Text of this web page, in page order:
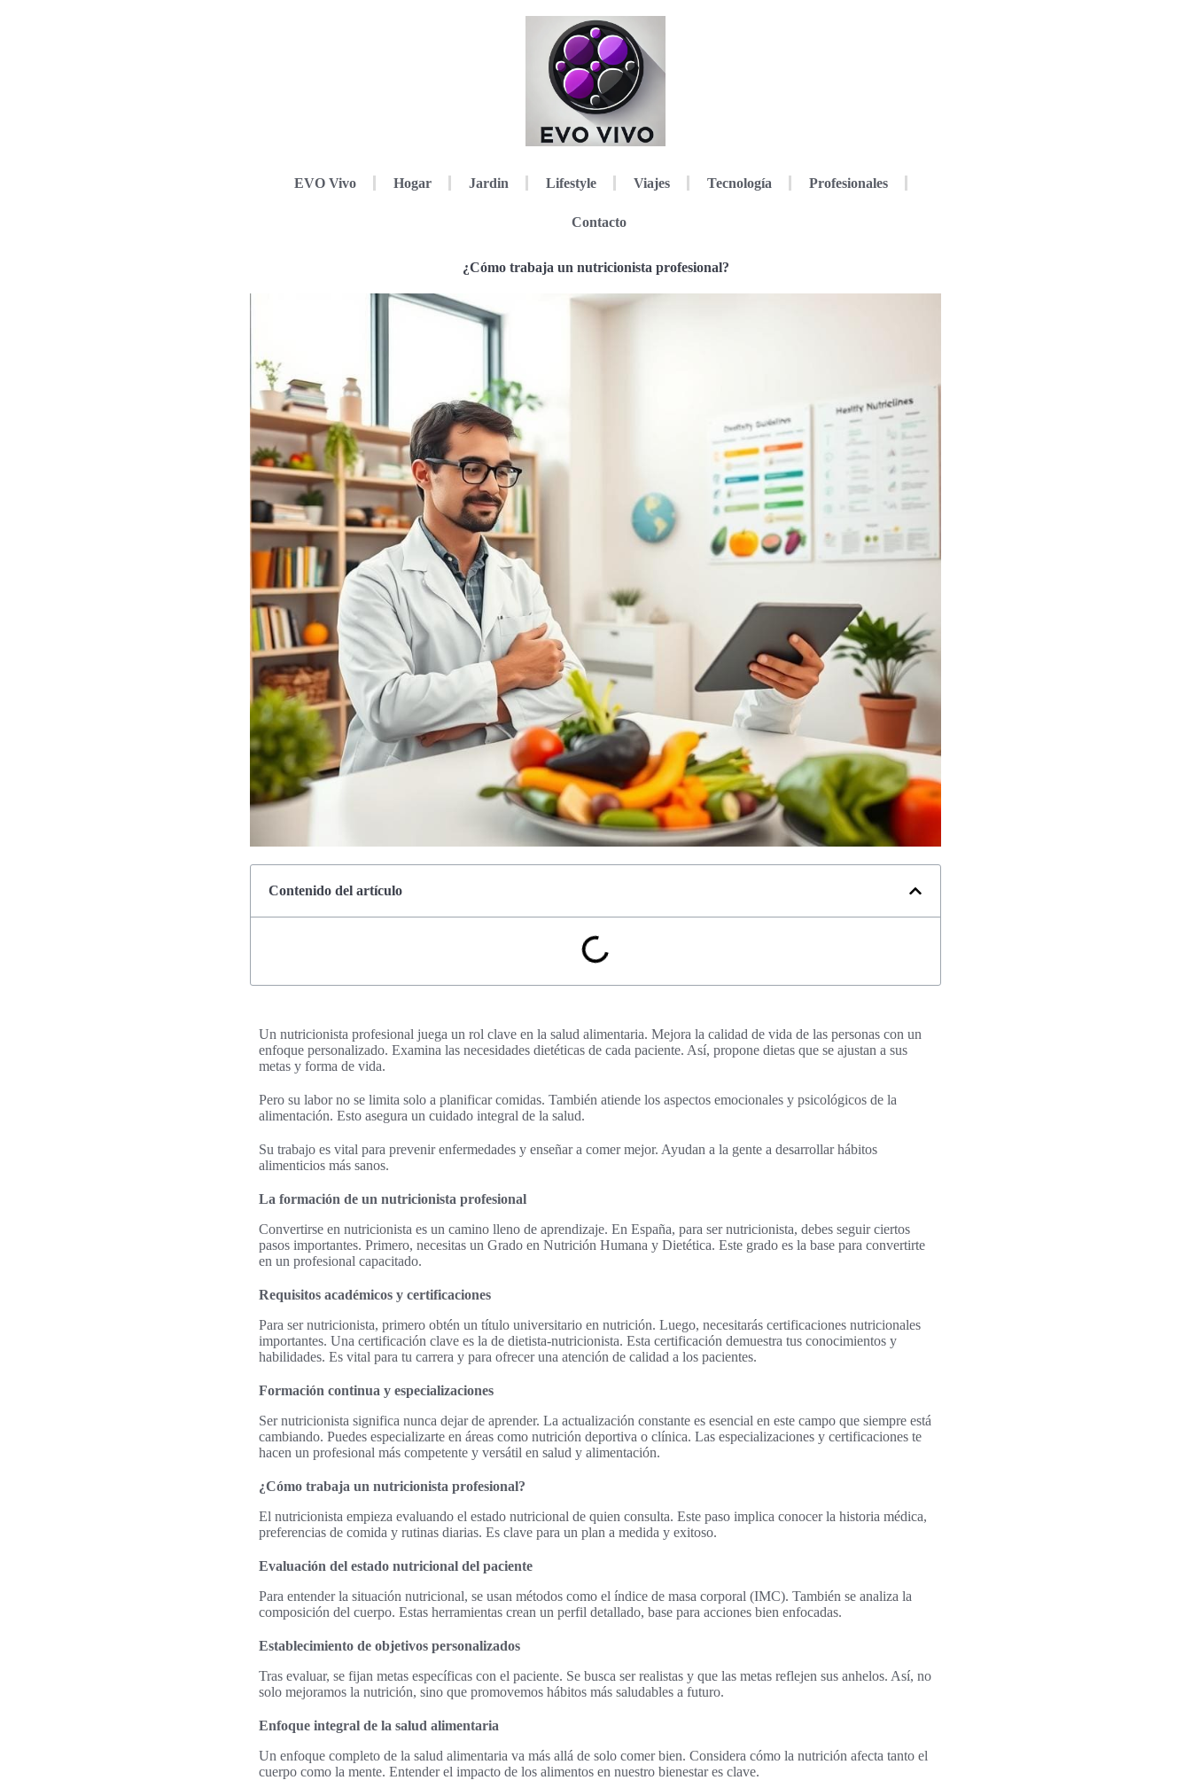
EVO Vivo Hogar Jardin Lifestyle Viajes Tecnología Profesionales
Contacto
¿Cómo trabaja un nutricionista profesional?
Contenido del artículo
Un nutricionista profesional juega un rol clave en la salud alimentaria. Mejora la calidad de vida de las personas con un
enfoque personalizado. Examina las necesidades dietéticas de cada paciente. Así, propone dietas que se ajustan a sus
metas y forma de vida.
Pero su labor no se limita solo a planificar comidas. También atiende los aspectos emocionales y psicológicos de la
alimentación. Esto asegura un cuidado integral de la salud.
Su trabajo es vital para prevenir enfermedades y enseñar a comer mejor. Ayudan a la gente a desarrollar hábitos
alimenticios más sanos.
La formación de un nutricionista profesional
Convertirse en nutricionista es un camino lleno de aprendizaje. En España, para ser nutricionista, debes seguir ciertos
pasos importantes. Primero, necesitas un Grado en Nutrición Humana y Dietética. Este grado es la base para convertirte
en un profesional capacitado.
Requisitos académicos y certificaciones
Para ser nutricionista, primero obtén un título universitario en nutrición. Luego, necesitarás certificaciones nutricionales
importantes. Una certificación clave es la de dietista-nutricionista. Esta certificación demuestra tus conocimientos y
habilidades. Es vital para tu carrera y para ofrecer una atención de calidad a los pacientes.
Formación continua y especializaciones
Ser nutricionista significa nunca dejar de aprender. La actualización constante es esencial en este campo que siempre está
cambiando. Puedes especializarte en áreas como nutrición deportiva o clínica. Las especializaciones y certificaciones te
hacen un profesional más competente y versátil en salud y alimentación.
¿Cómo trabaja un nutricionista profesional?
El nutricionista empieza evaluando el estado nutricional de quien consulta. Este paso implica conocer la historia médica,
preferencias de comida y rutinas diarias. Es clave para un plan a medida y exitoso.
Evaluación del estado nutricional del paciente
Para entender la situación nutricional, se usan métodos como el índice de masa corporal (IMC). También se analiza la
composición del cuerpo. Estas herramientas crean un perfil detallado, base para acciones bien enfocadas.
Establecimiento de objetivos personalizados
Tras evaluar, se fijan metas específicas con el paciente. Se busca ser realistas y que las metas reflejen sus anhelos. Así, no
solo mejoramos la nutrición, sino que promovemos hábitos más saludables a futuro.
Enfoque integral de la salud alimentaria
Un enfoque completo de la salud alimentaria va más allá de solo comer bien. Considera cómo la nutrición afecta tanto el
cuerpo como la mente. Entender el impacto de los alimentos en nuestro bienestar es clave.